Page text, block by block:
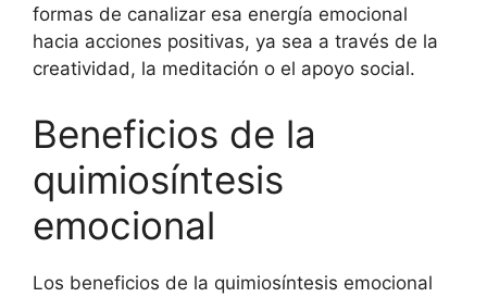
formas de canalizar esa energía emocional
hacia acciones positivas, ya sea a través de la
creatividad, la meditación o el apoyo social.
Beneficios de la
quimiosíntesis
emocional
Los beneficios de la quimiosíntesis emocional